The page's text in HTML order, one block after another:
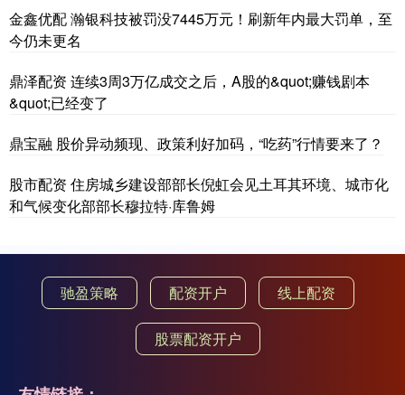
金鑫优配 瀚银科技被罚没7445万元！刷新年内最大罚单，至
今仍未更名
鼎泽配资 连续3周3万亿成交之后，A股的&quot;赚钱剧本
&quot;已经变了
鼎宝融 股价异动频现、政策利好加码，“吃药”行情要来了？
股市配资 住房城乡建设部部长倪虹会见土耳其环境、城市化
和气候变化部部长穆拉特·库鲁姆
驰盈策略 配资开户 线上配资
股票配资开户